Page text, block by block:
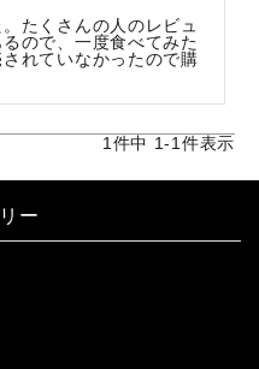
たくさんの人のレビュ
ので、一度食べてみた
れていなかったので購
1 件中 1-1 件表示
ー